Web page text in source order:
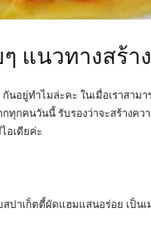
แนวทางสร้า
นอยู่ทำไมล่ะคะ ในเมื่อเราสาม
กทุกคนวันนี้ รับรองว่าจะสร้างค
อเดียค่ะ
ปาเก็ตตี้ผัดแฮมแสนอร่อย เป็น